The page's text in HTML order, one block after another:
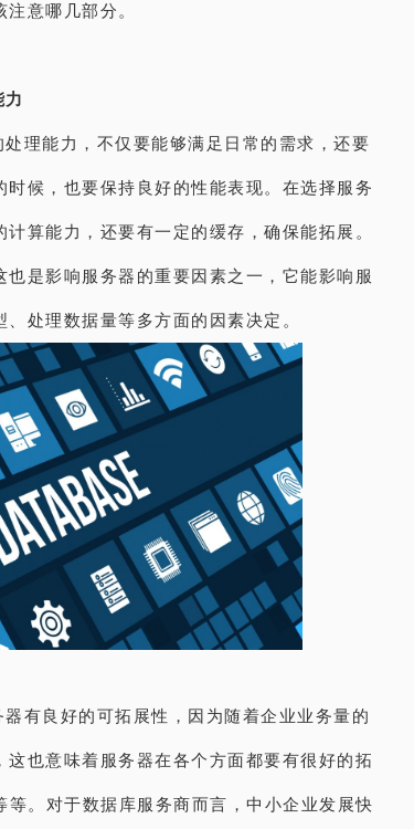
意哪几部分。
理能力，不仅要能够满足日常的需求，还要
候，也要保持良好的性能表现。在选择服务
算能力，还要有一定的缓存，确保能拓展。
是影响服务器的重要因素之一，它能影响服
处理数据量等多方面的因素决定。
有良好的可拓展性，因为随着企业业务量的
也意味着服务器在各个方面都要有很好的拓
。对于数据库服务商而言，中小企业发展快